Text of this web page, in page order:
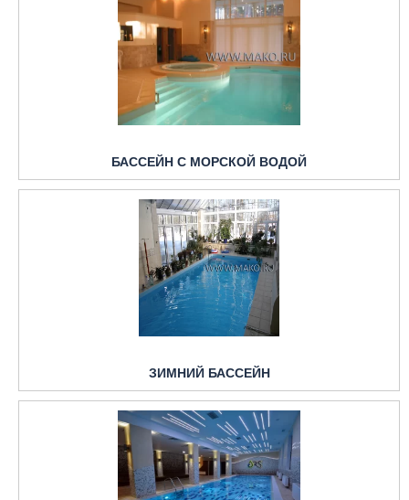
БАССЕЙН С МОРСКОЙ ВОДОЙ
ЗИМНИЙ БАССЕЙН